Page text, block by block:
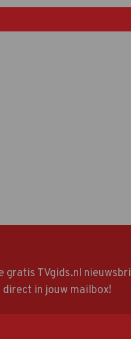
gratis TVgids.nl
in jouw mailbox!